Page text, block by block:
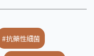
#抗藥性細菌